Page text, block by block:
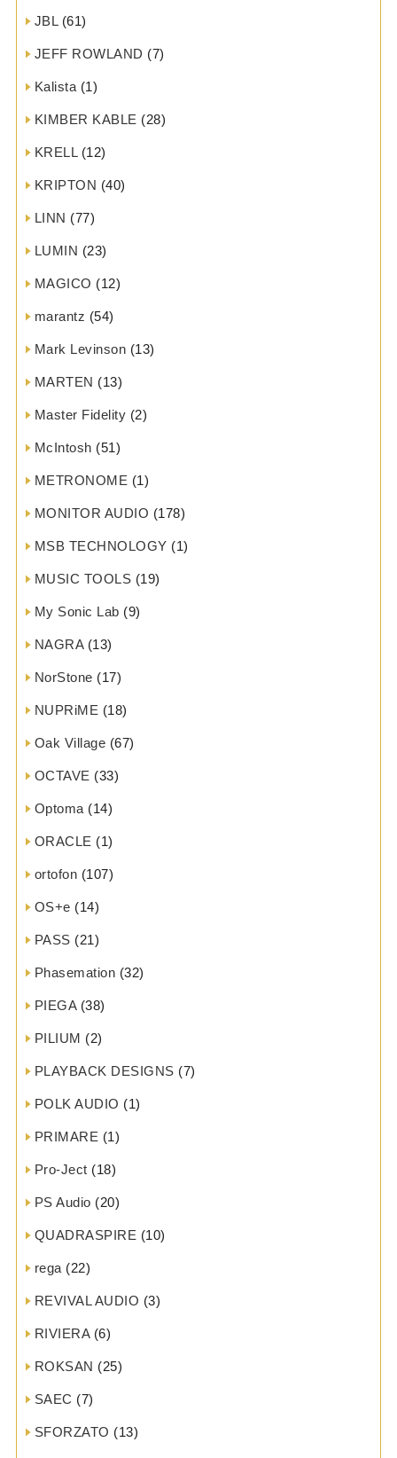
JBL(61)
JEFF ROWLAND (7)
Kalista (1)
KIMBER KABLE (28)
KRELL(12)
KRIPTON (40)
LINN (77)
LUMIN (23)
MAGICO (12)
marantz (54)
Mark Levinson (13)
MARTEN (13)
Master Fidelity (2)
McIntosh (51)
METRONOME (1)
MONITOR AUDIO (178)
MSB TECHNOLOGY (1)
MUSIC TOOLS (19)
My Sonic Lab (9)
NAGRA(13)
NorStone (17)
NUPRiME (18)
Oak Village (67)
OCTAVE (33)
Optoma (14)
ORACLE (1)
ortofon (107)
OS+e (14)
PASS (21)
Phasemation (32)
PIEGA(38)
PILIUM (2)
PLAYBACK DESIGNS (7)
POLK AUDIO (1)
PRIMARE (1)
Pro-Ject (18)
PS Audio (20)
QUADRASPIRE (10)
rega (22)
REVIVAL AUDIO (3)
RIVIERA(6)
ROKSAN (25)
SAEC (7)
SFORZATO (13)